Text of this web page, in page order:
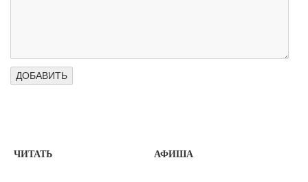
ЧИТАТЬ АФИША